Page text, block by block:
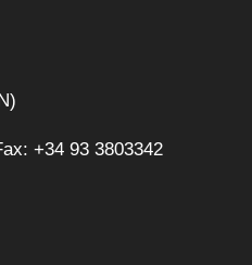
+34 93 3803342